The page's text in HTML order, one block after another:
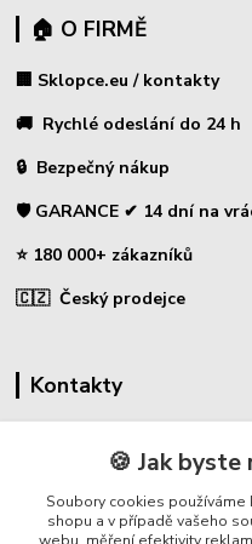
🏠 O FIRMĚ
🏢 Sklopce.eu / kontakty
🚚 Rychlé odeslání do 24 h
🔒 Bezpečný nákup
🛡️ GARANCE ✔ 14 dní na
⭐ 180 000+ zákazníků
🇨🇿 Český prodejce
Kontakty
🛡️ Zákaznická
📞 728 007
🍪 Jak byste
Soubory cookies
shopu a v případě vašeho